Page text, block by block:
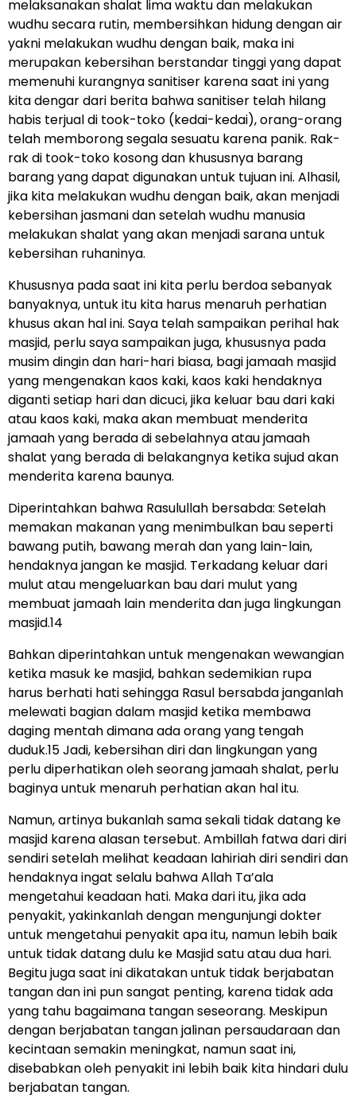
melaksanakan shalat lima waktu dan melakukan
wudhu secara rutin, membersihkan hidung dengan air
yakni melakukan wudhu dengan baik, maka ini
merupakan kebersihan berstandar tinggi yang dapat
memenuhi kurangnya sanitiser karena saat ini yang
kita dengar dari berita bahwa sanitiser telah hilang
habis terjual di took-toko (kedai-kedai), orang-orang
telah memborong segala sesuatu karena panik. Rak-
rak di took-toko kosong dan khususnya barang
barang yang dapat digunakan untuk tujuan ini. Alhasil,
jika kita melakukan wudhu dengan baik, akan menjadi
kebersihan jasmani dan setelah wudhu manusia
melakukan shalat yang akan menjadi sarana untuk
kebersihan ruhaninya.
Khususnya pada saat ini kita perlu berdoa sebanyak
banyaknya, untuk itu kita harus menaruh perhatian
khusus akan hal ini. Saya telah sampaikan perihal hak
masjid, perlu saya sampaikan juga, khususnya pada
musim dingin dan hari-hari biasa, bagi jamaah masjid
yang mengenakan kaos kaki, kaos kaki hendaknya
diganti setiap hari dan dicuci, jika keluar bau dari kaki
atau kaos kaki, maka akan membuat menderita
jamaah yang berada di sebelahnya atau jamaah
shalat yang berada di belakangnya ketika sujud akan
menderita karena baunya.
Diperintahkan bahwa Rasulullah bersabda: Setelah
memakan makanan yang menimbulkan bau seperti
bawang putih, bawang merah dan yang lain-lain,
hendaknya jangan ke masjid. Terkadang keluar dari
mulut atau mengeluarkan bau dari mulut yang
membuat jamaah lain menderita dan juga lingkungan
masjid.14
Bahkan diperintahkan untuk mengenakan wewangian
ketika masuk ke masjid, bahkan sedemikian rupa
harus berhati hati sehingga Rasul bersabda janganlah
melewati bagian dalam masjid ketika membawa
daging mentah dimana ada orang yang tengah
duduk.15 Jadi, kebersihan diri dan lingkungan yang
perlu diperhatikan oleh seorang jamaah shalat, perlu
baginya untuk menaruh perhatian akan hal itu.
Namun, artinya bukanlah sama sekali tidak datang ke
masjid karena alasan tersebut. Ambillah fatwa dari diri
sendiri setelah melihat keadaan lahiriah diri sendiri dan
hendaknya ingat selalu bahwa Allah Ta’ala
mengetahui keadaan hati. Maka dari itu, jika ada
penyakit, yakinkanlah dengan mengunjungi dokter
untuk mengetahui penyakit apa itu, namun lebih baik
untuk tidak datang dulu ke Masjid satu atau dua hari.
Begitu juga saat ini dikatakan untuk tidak berjabatan
tangan dan ini pun sangat penting, karena tidak ada
yang tahu bagaimana tangan seseorang. Meskipun
dengan berjabatan tangan jalinan persaudaraan dan
kecintaan semakin meningkat, namun saat ini,
disebabkan oleh penyakit ini lebih baik kita hindari dulu
berjabatan tangan.